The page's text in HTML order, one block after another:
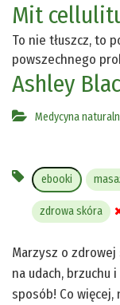
Mit
To nie tłuszcz, to
powszechnego
Ashley
Medycyna
ebooki
zdrowa skóra
Marzysz o zdrowej
na udach, brzuchu
sposób! Co więcej,